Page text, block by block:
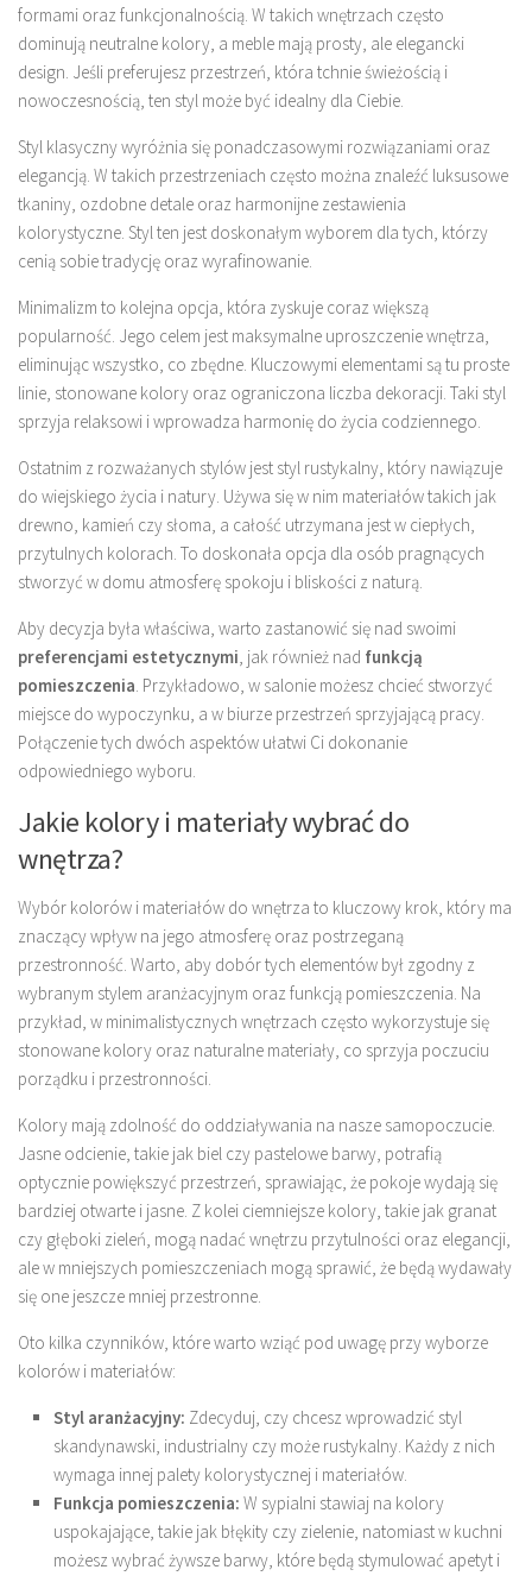
formami oraz funkcjonalnością. W takich wnętrzach często
dominują neutralne kolory, a meble mają prosty, ale elegancki
design. Jeśli preferujesz przestrzeń, która tchnie świeżością i
nowoczesnością, ten styl może być idealny dla Ciebie.
Styl klasyczny wyróżnia się ponadczasowymi rozwiązaniami oraz
elegancją. W takich przestrzeniach często można znaleźć luksusowe
tkaniny, ozdobne detale oraz harmonijne zestawienia
kolorystyczne. Styl ten jest doskonałym wyborem dla tych, którzy
cenią sobie tradycję oraz wyrafinowanie.
Minimalizm to kolejna opcja, która zyskuje coraz większą
popularność. Jego celem jest maksymalne uproszczenie wnętrza,
eliminując wszystko, co zbędne. Kluczowymi elementami są tu proste
linie, stonowane kolory oraz ograniczona liczba dekoracji. Taki styl
sprzyja relaksowi i wprowadza harmonię do życia codziennego.
Ostatnim z rozważanych stylów jest styl rustykalny, który nawiązuje
do wiejskiego życia i natury. Używa się w nim materiałów takich jak
drewno, kamień czy słoma, a całość utrzymana jest w ciepłych,
przytulnych kolorach. To doskonała opcja dla osób pragnących
stworzyć w domu atmosferę spokoju i bliskości z naturą.
Aby decyzja była właściwa, warto zastanowić się nad swoimi
preferencjami estetycznymi, jak również nad funkcją
pomieszczenia. Przykładowo, w salonie możesz chcieć stworzyć
miejsce do wypoczynku, a w biurze przestrzeń sprzyjającą pracy.
Połączenie tych dwóch aspektów ułatwi Ci dokonanie
odpowiedniego wyboru.
Jakie kolory i materiały wybrać do
wnętrza?
Wybór kolorów i materiałów do wnętrza to kluczowy krok, który ma
znaczący wpływ na jego atmosferę oraz postrzeganą
przestronność. Warto, aby dobór tych elementów był zgodny z
wybranym stylem aranżacyjnym oraz funkcją pomieszczenia. Na
przykład, w minimalistycznych wnętrzach często wykorzystuje się
stonowane kolory oraz naturalne materiały, co sprzyja poczuciu
porządku i przestronności.
Kolory mają zdolność do oddziaływania na nasze samopoczucie.
Jasne odcienie, takie jak biel czy pastelowe barwy, potrafią
optycznie powiększyć przestrzeń, sprawiając, że pokoje wydają się
bardziej otwarte i jasne. Z kolei ciemniejsze kolory, takie jak granat
czy głęboki zieleń, mogą nadać wnętrzu przytulności oraz elegancji,
ale w mniejszych pomieszczeniach mogą sprawić, że będą wydawały
się one jeszcze mniej przestronne.
Oto kilka czynników, które warto wziąć pod uwagę przy wyborze
kolorów i materiałów:
Styl aranżacyjny: Zdecyduj, czy chcesz wprowadzić styl
skandynawski, industrialny czy może rustykalny. Każdy z nich
wymaga innej palety kolorystycznej i materiałów.
Funkcja pomieszczenia: W sypialni stawiaj na kolory
uspokajające, takie jak błękity czy zielenie, natomiast w kuchni
możesz wybrać żywsze barwy, które będą stymulować apetyt i